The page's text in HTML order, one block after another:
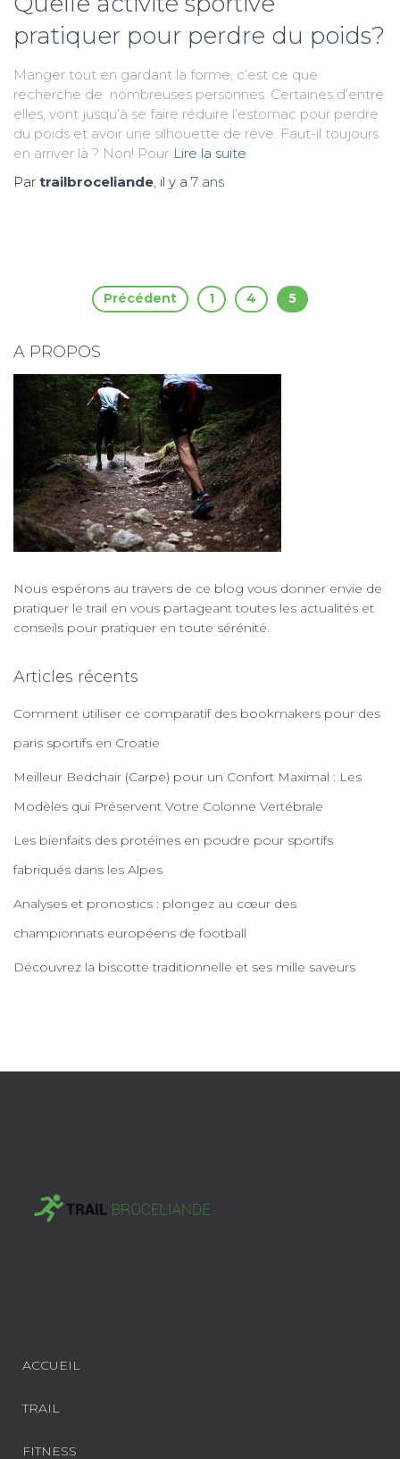
pratiquer pour perdre du poids?
Manger tout en gardant la forme, c’est ce que
recherche de nombreuses personnes. Certaines d’entre
elles, vont jusqu’à se faire réduire l’estomac pour perdre
du poids et avoir une silhouette de rêve. Faut-il toujours
en arriver là ? Non! Pour Lire la suite
Par trailbroceliande, il y a 7 ans
Pagination
des
publications
Précédent 1 4 5
A PROPOS
Nous espérons au travers de ce blog vous donner envie de
pratiquer le trail en vous partageanttoutes les actualités et
conseils pour pratiquer en toute sérénité.
Articles récents
Comment utiliser ce comparatif des bookmakers pour des
paris sportifs en Croatie
Meilleur Bedchair (Carpe) pour un Confort Maximal : Les
Modèles qui Préservent Votre Colonne Vertébrale
Les bienfaits des protéines en poudre pour sportifs
fabriqués dans les Alpes
Analyses et pronostics : plongez au cœur des
championnats européens de football
Découvrez la biscotte traditionnelle et ses mille saveurs
ACCUEIL
TRAIL
FITNESS